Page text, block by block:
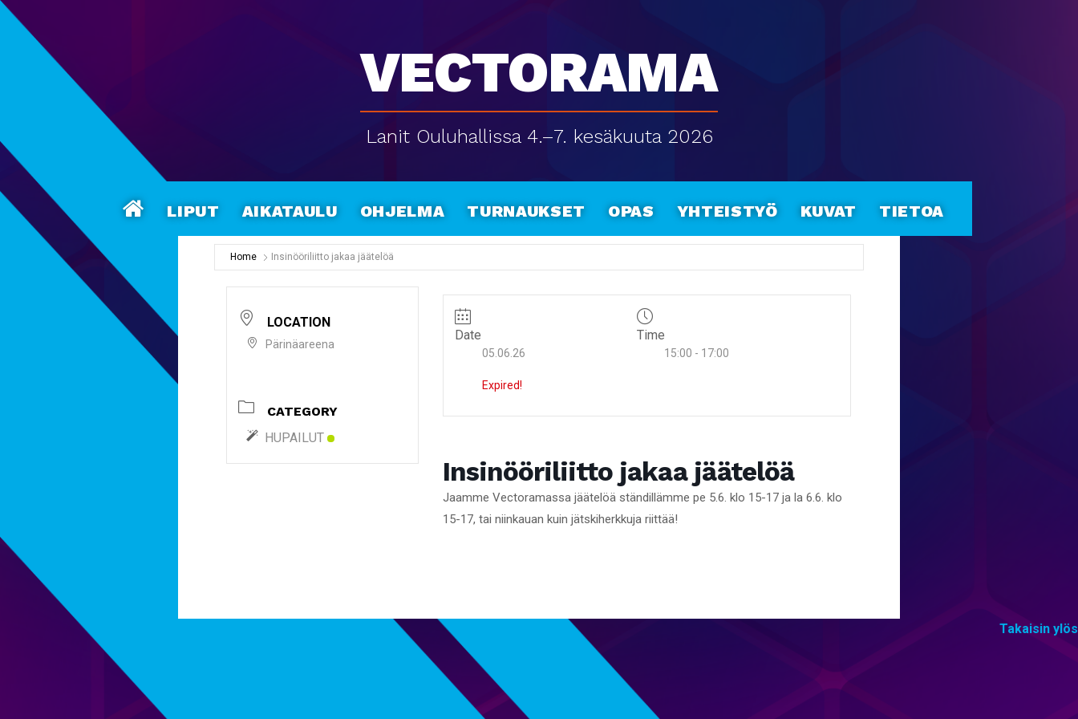
Vectorama
Lanit Ouluhallissa 4.–7. kesäkuuta 2026
Liput Aikataulu Ohjelma Turnaukset Opas Yhteistyö Kuvat Tietoa
Home Insinööriliitto jakaa jäätelöä
LOCATION
Pärinäareena
CATEGORY
HUPAILUT
Date
05.06.26
Expired!
Time
15:00 - 17:00
Insinööriliitto jakaa jäätelöä
Jaamme Vectoramassa jäätelöä ständillämme pe 5.6. klo 15-17 ja la 6.6. klo
15-17, tai niinkauan kuin jätskiherkkuja riittää!
Takaisin ylös